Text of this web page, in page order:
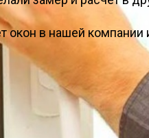
окон в нашей